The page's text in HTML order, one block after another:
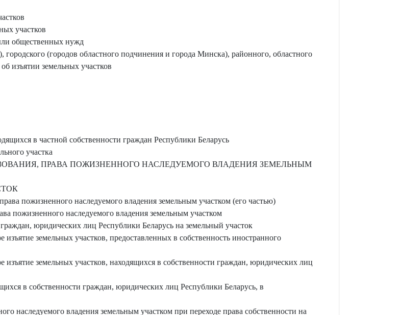
участков
общественных нужд
городского (городов областного подчинения и города Минска), районного, областного
изъятии земельных участков
в частной собственности граждан Республики Беларусь
участка
ПРАВА ПОЖИЗНЕННОГО НАСЛЕДУЕМОГО ВЛАДЕНИЯ ЗЕМЕЛЬНЫМ
пожизненного наследуемого владения земельным участком (его частью)
пожизненного наследуемого владения земельным участком
юридических лиц Республики Беларусь на земельный участок
земельных участков, предоставленных в собственность иностранного
изъятие земельных участков, находящихся в собственности граждан, юридических лиц
в собственности граждан, юридических лиц Республики Беларусь, в
наследуемого владения земельным участком при переходе права собственности на